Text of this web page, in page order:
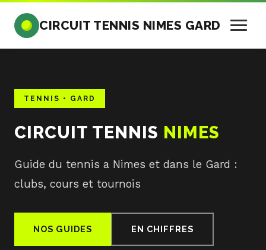
CIRCUIT TENNIS NIMES GARD
TENNIS • GARD
CIRCUIT TENNIS NIMES
Guide du tennis a Nimes et dans le Gard :
clubs, cours et tournois
NOS GUIDES EN CHIFFRES